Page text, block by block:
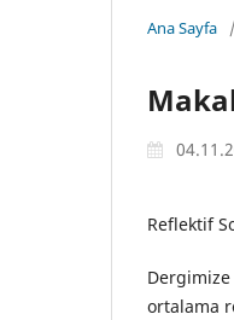
Ana Sayfa /
Reflektif
ortalama